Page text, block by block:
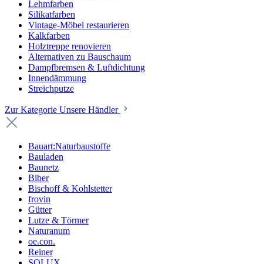
Lehmfarben
Silikatfarben
Vintage-Möbel restaurieren
Kalkfarben
Holztreppe renovieren
Alternativen zu Bauschaum
Dampfbremsen & Luftdichtung
Innendämmung
Streichputze
Zur Kategorie Unsere Händler
Bauart:Naturbaustoffe
Bauladen
Baunetz
Biber
Bischoff & Kohlstetter
frovin
Gütter
Lutze & Törmer
Naturanum
oe.con.
Reiner